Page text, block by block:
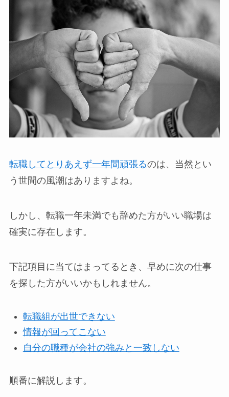
転職してとりあえず一年間頑張るのは、当然とい
う世間の風潮はありますよね。
しかし、転職一年未満でも辞めた方がいい職場は
確実に存在します。
下記項目に当てはまってるとき、早めに次の仕事
を探した方がいいかもしれません。
転職組が出世できない
情報が回ってこない
自分の職種が会社の強みと一致しない
順番に解説します。